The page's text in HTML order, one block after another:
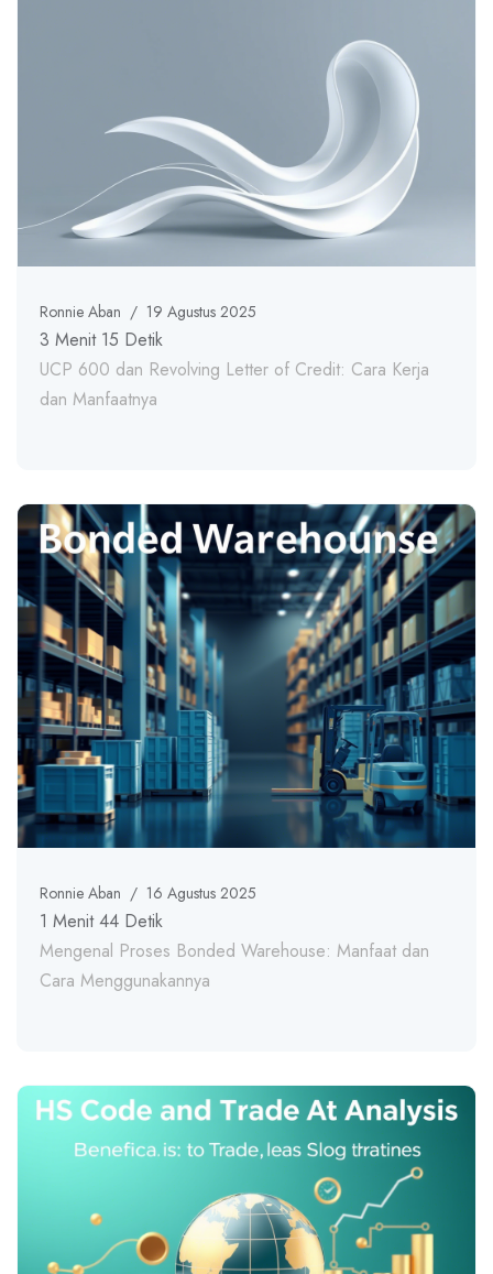
Ronnie Aban / 19 Agustus 2025
3 Menit 15 Detik
UCP 600 dan Revolving Letter of Credit: Cara Kerja
dan Manfaatnya
Ronnie Aban / 16 Agustus 2025
1 Menit 44 Detik
Mengenal Proses Bonded Warehouse: Manfaat dan
Cara Menggunakannya